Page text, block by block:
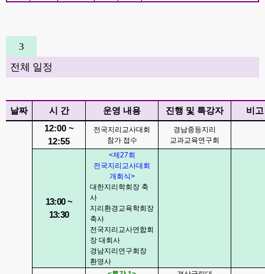
3
전체 일정
날짜 시 간 운영 내용 진행 및 특강자 비고
12:00 ~
12:55
전국지리교사대회
참가 접수
경남중등지리
교과교육연구회
13:00 ~
13:30
<제 27회
전국지리교사대회
개회식>
대한지리학회장 축
사
지리환경교육학회장
축사
전국지리교사연합회
장 대회사
경남지리연구회장
환영사